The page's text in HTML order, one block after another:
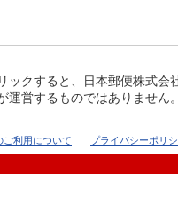
ックすると、日本郵便株式
運営するものではありません
ご利用について プライバシーポリ